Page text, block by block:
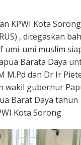
KPWI Kota
, ditegaskan
umi-umi muslim
Barata Daya
M.Pd dan Dr Ir
wakil gubernur
Barat Daya tahun
Kota Sorong.